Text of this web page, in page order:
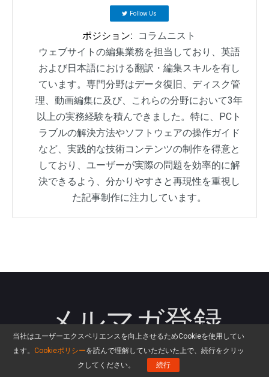
Follow Us
ポジション:
コラムニスト
ウェブサイトの編集業務を担当しており、英語
および日本語における翻訳・編集スキルを有し
ています。専門分野はデータ復旧、ディスク管
理、動画編集に及び、これらの分野において3年
以上の実務経験を積んできました。特に、PCト
ラブルの解決方法やソフトウェアの操作ガイド
など、実践的な技術コンテンツの制作を得意と
しており、ユーザーが実際の問題を効率的に解
決できるよう、分かりやすさと再現性を重視し
た記事制作に注力しています。
当社はユーザーエクスペリエンスを向上させるためCookieを使用してい
ます。 Cookieポリシーを読んで理解していただいた上で、続行をクリッ
クしてください。
続行
メルマガ登録
プレゼント企画、限定キャンペーン、新製品などの